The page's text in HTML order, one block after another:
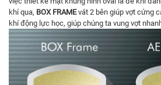
khí qua, BOX FRAMEvát 2 bên giúp vợt cứng
khí động lực học, giúp chúng ta vung vợt